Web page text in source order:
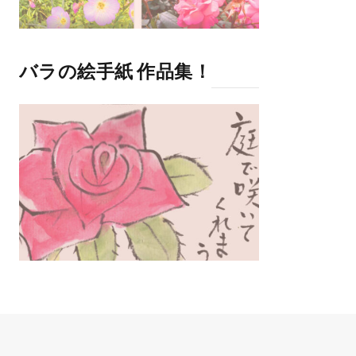
バラの絵手紙 作品集！